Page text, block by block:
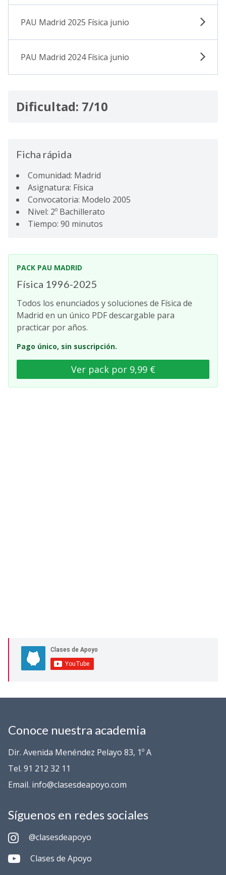
PAU Madrid 2025 Física junio
PAU Madrid 2024 Física junio
Dificultad: 7/10
Ficha rápida
Comunidad: Madrid
Asignatura: Física
Convocatoria: Modelo 2005
Nivel: 2º Bachillerato
Tiempo: 90 minutos
PACK PAU MADRID
Física 1996-2025
Todos los enunciados y soluciones de Física de
Madrid en un único PDF descargable para
practicar por años.
Pago único, sin suscripción.
Ver pack por 9,99 €
Conoce nuestra academia
Dir. Avenida Menéndez Pelayo 83, 1º A
Tel. 91 212 32 11
Email. info@clasesdeapoyo.com
Síguenos en redes sociales
@clasesdeapoyo
Clases de Apoyo